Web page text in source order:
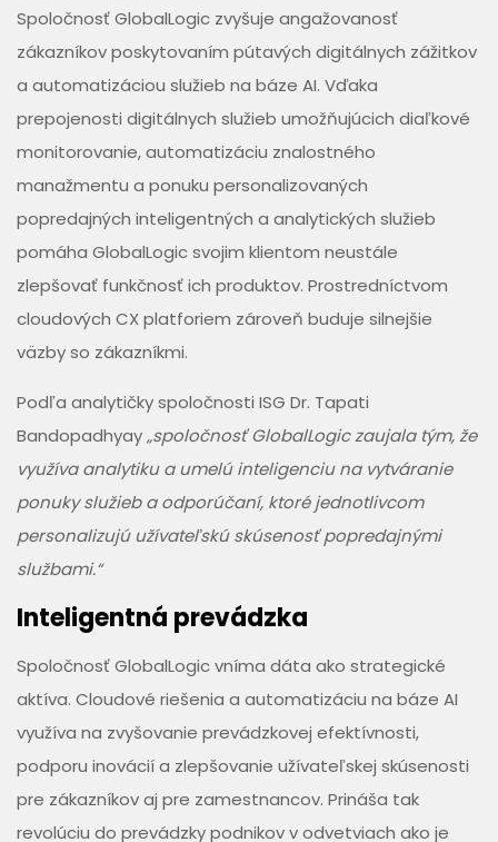
Spoločnosť GlobalLogic zvyšuje angažovanosť
zákazníkov poskytovaním pútavých digitálnych zážitkov
a automatizáciou služieb na báze AI. Vďaka
prepojenosti digitálnych služieb umožňujúcich diaľkové
monitorovanie, automatizáciu znalostného
manažmentu a ponuku personalizovaných
popredajných inteligentných a analytických služieb
pomáha GlobalLogic svojim klientom neustále
zlepšovať funkčnosť ich produktov. Prostredníctvom
cloudových CX platforiem zároveň buduje silnejšie
väzby so zákazníkmi.
Podľa analytičky spoločnosti ISG Dr. Tapati
Bandopadhyay„spoločnosť GlobalLogic zaujala tým, že
využíva analytiku a umelú inteligenciu na vytváranie
ponuky služieb a odporúčaní, ktoré jednotlivcom
personalizujú užívateľskú skúsenosť popredajnými
službami.“
Inteligentná prevádzka
Spoločnosť GlobalLogic vníma dáta ako strategické
aktíva. Cloudové riešenia a automatizáciu na báze AI
využíva na zvyšovanie prevádzkovej efektívnosti,
podporu inovácií a zlepšovanie užívateľskej skúsenosti
pre zákazníkov aj pre zamestnancov. Prináša tak
revolúciu do prevádzky podnikov v odvetviach ako je